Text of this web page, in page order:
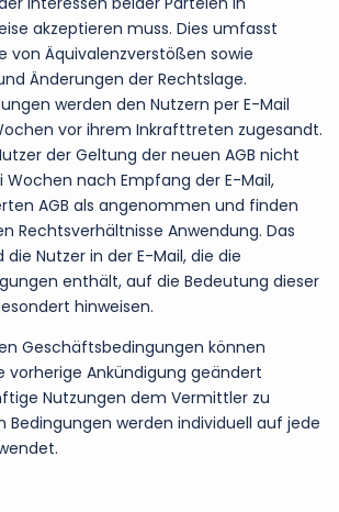
akzeptieren muss. Dies umfasst
von Äquivalenzverstößen sowie
Änderungen der Rechtslage.
werden den Nutzern per E-Mail
vor ihrem Inkrafttreten zugesandt.
der Geltung der neuen AGB nicht
Wochen nach Empfang der E-Mail,
AGB als angenommen und finden
Rechtsverhältnisse Anwendung. Das
Nutzer in der E-Mail, die die
enthält, auf die Bedeutung dieser
hinweisen.
Geschäftsbedingungen können
vorherige Ankündigung geändert
Nutzungen dem Vermittler zu
Bedingungen werden individuell auf jede